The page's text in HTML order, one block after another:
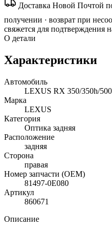
Доставка Новой Почтой
получении · возврат при
свяжется для подтверждения
О детали
Характеристики
Автомобиль
LEXUS RX 350/350h/
Марка
LEXUS
Категория
Оптика задняя
Расположение
задняя
Сторона
правая
Номер запчасти (OEM)
81497-0E080
Артикул
860671
Описание